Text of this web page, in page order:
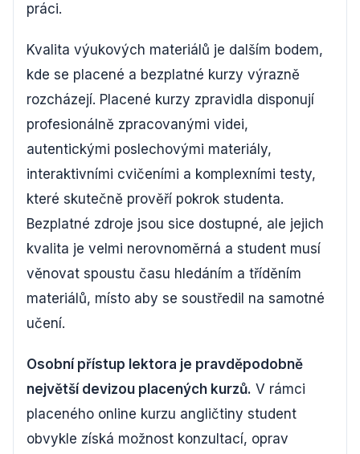
práci.
Kvalita výukových materiálů je dalším bodem,
kde se placené a bezplatné kurzy výrazně
rozcházejí. Placené kurzy zpravidla disponují
profesionálně zpracovanými videi,
autentickými poslechovými materiály,
interaktivními cvičeními a komplexními testy,
které skutečně prověří pokrok studenta.
Bezplatné zdroje jsou sice dostupné, ale jejich
kvalita je velmi nerovnoměrná a student musí
věnovat spoustu času hledáním a tříděním
materiálů, místo aby se soustředil na samotné
učení.
Osobní přístup lektora je pravděpodobně
největší devizou placených kurzů. V rámci
placeného online kurzu angličtiny student
obvykle získá možnost konzultací, oprav